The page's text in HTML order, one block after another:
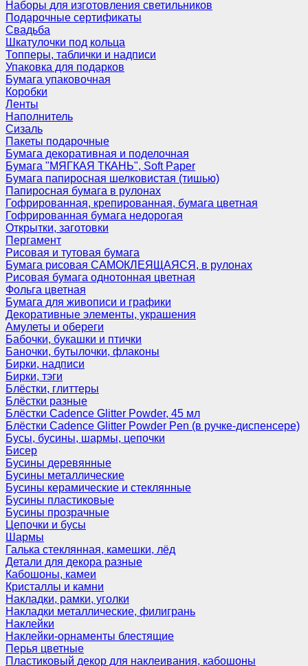
Наборы для изготовления светильников
Подарочные сертификаты
Свадьба
Шкатулочки под кольца
Топперы, таблички и надписи
Упаковка для подарков
Бумага упаковочная
Коробки
Ленты
Наполнитель
Сизаль
Пакеты подарочные
Бумага декоративная и поделочная
Бумага "МЯГКАЯ ТКАНЬ", Soft Paper
Бумага папиросная шелковистая (тишью)
Папиросная бумага в рулонах
Гофрированная, крепированная, бумага цветная
Гофрированная бумага недорогая
Открытки, заготовки
Пергамент
Рисовая и тутовая бумага
Бумага рисовая САМОКЛЕЯЩАЯСЯ, в рулонах
Рисовая бумага однотонная цветная
Фольга цветная
Бумага для живописи и графики
Декоративные элементы, украшения
Амулеты и обереги
Бабочки, букашки и птички
Баночки, бутылочки, флаконы
Бирки, надписи
Бирки, тэги
Блёстки, глиттеры
Блёстки разные
Блёстки Cadence Glitter Powder, 45 мл
Блёстки Cadence Glitter Powder Pen (в ручке-диспенсере)
Бусы, бусины, шармы, цепочки
Бисер
Бусины деревянные
Бусины металлические
Бусины керамические и стеклянные
Бусины пластиковые
Бусины прозрачные
Цепочки и бусы
Шармы
Галька стеклянная, камешки, лёд
Детали для декора разные
Кабошоны, камеи
Кристаллы и камни
Накладки, рамки, уголки
Накладки металлические, филигрань
Наклейки
Наклейки-орнаменты блестящие
Перья цветные
Пластиковый декор для наклеивания, кабошоны